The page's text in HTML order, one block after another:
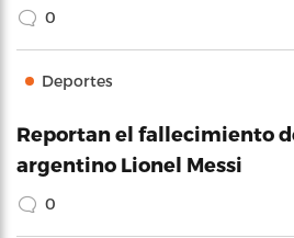
0
Deportes
Reportan el fallecimiento
argentino Lionel Messi
0